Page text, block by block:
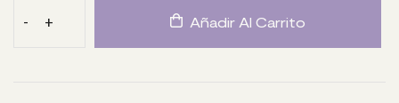
- + Añadir Al Carrito